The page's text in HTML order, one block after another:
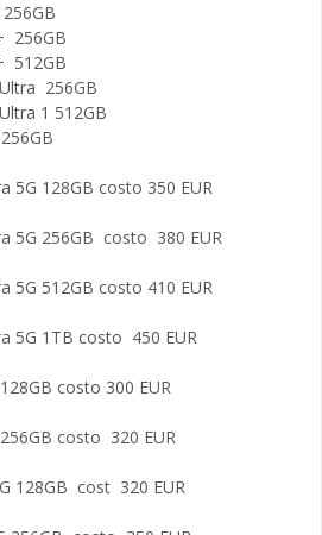
256GB
512GB
256GB
1 512GB
5G 128GB costo 350 EUR
5G 256GB costo 380 EUR
5G 512GB costo 410 EUR
5G 1TB costo 450 EUR
costo 300 EUR
costo 320 EUR
128GB cost 320 EUR